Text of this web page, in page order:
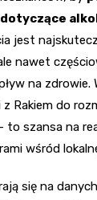
jest
nawet
na zdrowie.
z Rakiem do
to szansa na
wśród
się na